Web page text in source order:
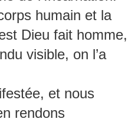
humain et la
Dieu fait homme,
visible, on l’a
et nous
rendons